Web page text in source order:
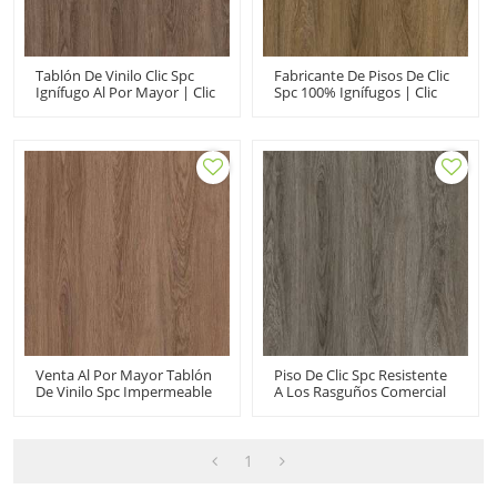
Tablón De Vinilo Clic Spc
Ignífugo Al Por Mayor | Clic
Fabricante De Pisos De Clic
Spc 100% Ignífugos | Clic
Doméstico
Venta Al Por Mayor Tablón
De Vinilo Spc Impermeable
Piso De Clic Spc Resistente
A Los Rasguños Comercial
1